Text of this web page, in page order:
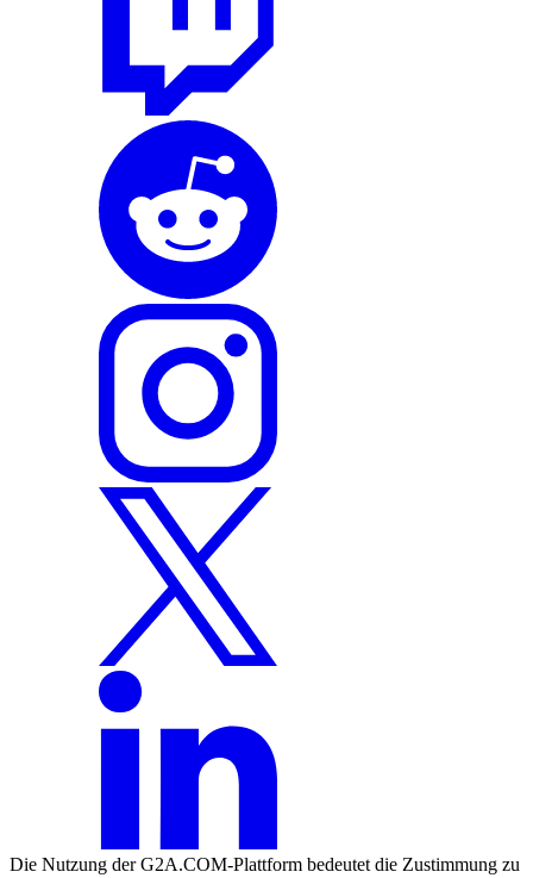
Die Nutzung der G2A.COM-Plattform bedeutet die Zustimmung zu